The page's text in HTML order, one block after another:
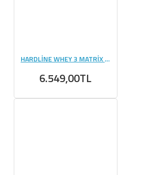
HARDLİNE WHEY 3 MATRİX 2300 GR
6.549,00TL